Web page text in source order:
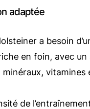
adaptée
a besoin
en foin, avec
minéraux, vitamines
de